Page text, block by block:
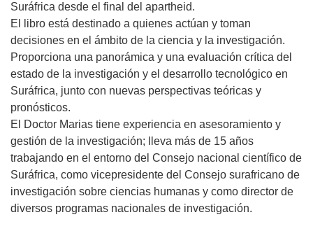
Suráfrica desde el final del apartheid.
El libro está destinado a quienes actúan y toman
decisiones en el ámbito de la ciencia y la investigación.
Proporciona una panorámica y una evaluación crítica del
estado de la investigación y el desarrollo tecnológico en
Suráfrica, junto con nuevas perspectivas teóricas y
pronósticos.
El Doctor Marias tiene experiencia en asesoramiento y
gestión de la investigación; lleva más de 15 años
trabajando en el entorno del Consejo nacional científico de
Suráfrica, como vicepresidente del Consejo surafricano de
investigación sobre ciencias humanas y como director de
diversos programas nacionales de investigación.